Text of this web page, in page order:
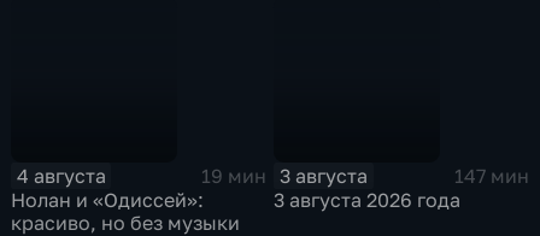
4 августа
19 мин
Нолан и «Одиссей»:
красиво, но без музыки
3 августа
147 мин
3 августа 2026 года